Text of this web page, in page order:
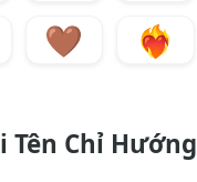
🤎 ❤️‍🔥
Tên Chỉ Hướng